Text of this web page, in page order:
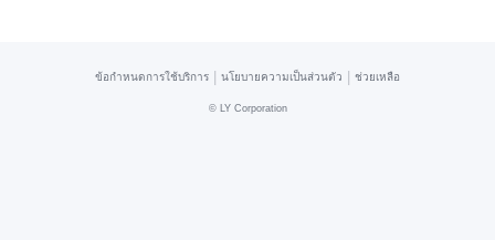
ข้อกำหนดการใช้บริการ นโยบายความเป็นส่วนตัว ช่วยเหลือ
© LY Corporation